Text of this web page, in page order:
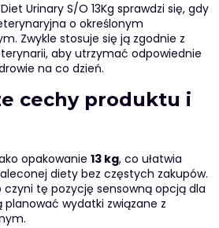
Urinary S/O 13Kg sprawdzi się, gdy
o określonym
Zwykle stosuje się ją zgodnie z
aby utrzymać odpowiednie
na co dzień.
cechy produktu i
opakowanie 13 kg, co ułatwia
diety bez częstych zakupów.
czyni tę pozycję sensowną opcją dla
wydatki związane z